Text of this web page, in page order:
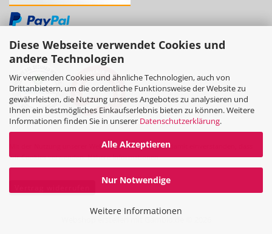
Diese Webseite verwendet Cookies und
andere Technologien
Wir verwenden Cookies und ähnliche Technologien, auch von
Drittanbietern, um die ordentliche Funktionsweise der Website zu
gewährleisten, die Nutzung unseres Angebotes zu analysieren und
Ihnen ein bestmögliches Einkaufserlebnis bieten zu können. Weitere
Informationen finden Sie in unserer Datenschutzerklärung.
Alle Akzeptieren
Nur Notwendige
Weitere Informationen
Mit der Nutzung unserer Website erklären Sie sich damit einverstanden, dass
wir Cookies verwenden.Nähere Informationen